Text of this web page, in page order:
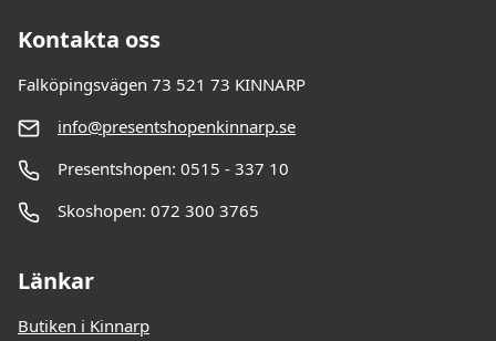
Kontakta oss
Falköpingsvägen 73 521 73 KINNARP
info@presentshopenkinnarp.se
Presentshopen: 0515 - 337 10
Skoshopen: 072 300 3765
Länkar
Butiken i Kinnarp